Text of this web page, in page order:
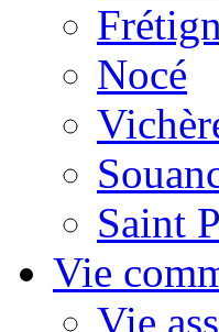
Nocé
Saint
Vie
Vie